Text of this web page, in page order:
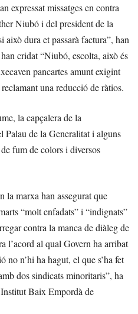
expressat missatges en contra
Niubó i del president de la
dura et passarà factura”, han
cridat “Niubó, escolta, això és
pancartes amunt exigint
una reducció de ràtios.
la capçalera de la
Palau de la Generalitat i alguns
fum de colors i diversos
la marxa han assegurat que
“molt enfadats” i “indignats”
contra la manca de diàleg de
l’acord al qual Govern ha arribat
n’hi ha hagut, el que s’ha fet
dos sindicats minoritaris”, ha
Baix Empordà de